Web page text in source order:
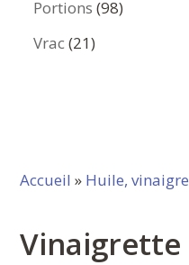
Portions 9898
Vrac 2121
Accueil » Huile, vinaigre
Vinaigrette